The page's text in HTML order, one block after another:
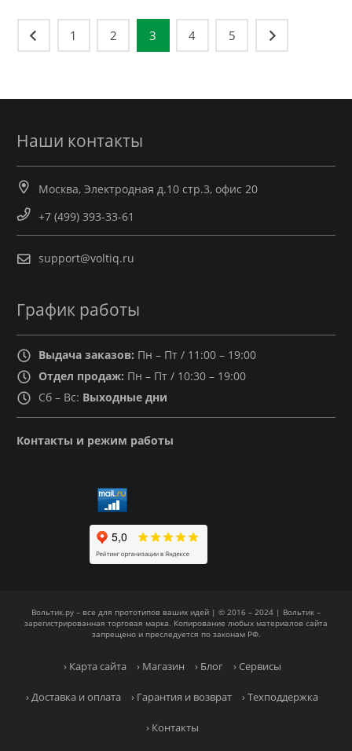
Навигация
по
1 2 3 4 5
Наши контакты
Москва, Электродная д.10 стр.3, офис 20
+7 (499) 393-33-61
support@voltiq.ru
График работы
Выдача заказов: Пн – Пт / 11:00 – 19:00
Отдел продаж: Пн – Пт / 10:30 – 19:00
Сб – Вс: Выходные дни
Контакты и режим работы
Вольтик.ру – все для прототипов ваших идей | © 2016 – 2024 | Вольтик –
зарегистрированная торговая марка. Копирование любых материалов сайта
запрещено и преследуется по законам РФ.
› Карта сайта › Магазин › Блог › Сервисы
› Доставка и оплата › Гарантия и возврат › Техподдержка
› Контакты